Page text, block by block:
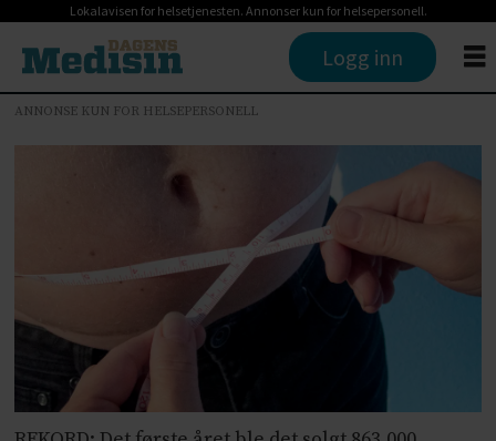
Lokalavisen for helsetjenesten. Annonser kun for helsepersonell.
Logg inn
ANNONSE KUN FOR HELSEPERSONELL